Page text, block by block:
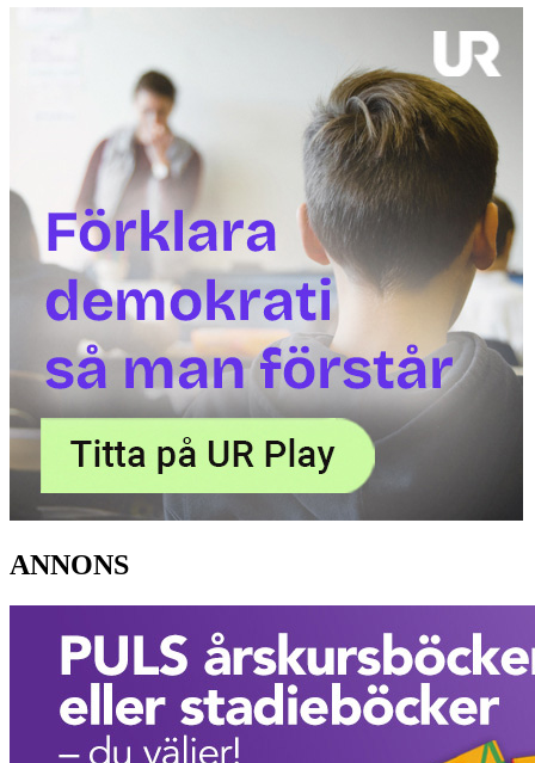
ANNONS